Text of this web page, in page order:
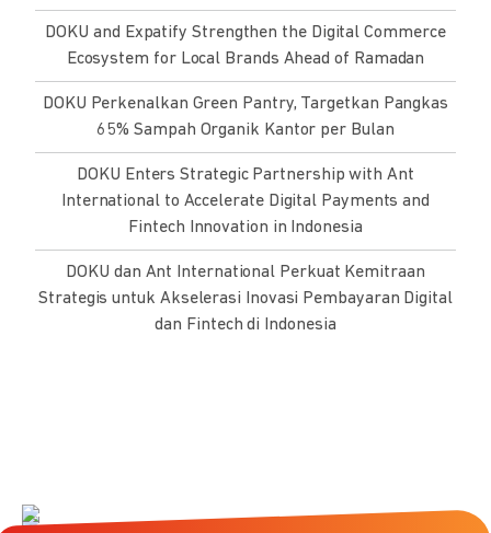
DOKU and Expatify Strengthen the Digital Commerce
Ecosystem for Local Brands Ahead of Ramadan
DOKU Perkenalkan Green Pantry, Targetkan Pangkas
65% Sampah Organik Kantor per Bulan
DOKU Enters Strategic Partnership with Ant
International to Accelerate Digital Payments and
Fintech Innovation in Indonesia
DOKU dan Ant International Perkuat Kemitraan
Strategis untuk Akselerasi Inovasi Pembayaran Digital
dan Fintech di Indonesia